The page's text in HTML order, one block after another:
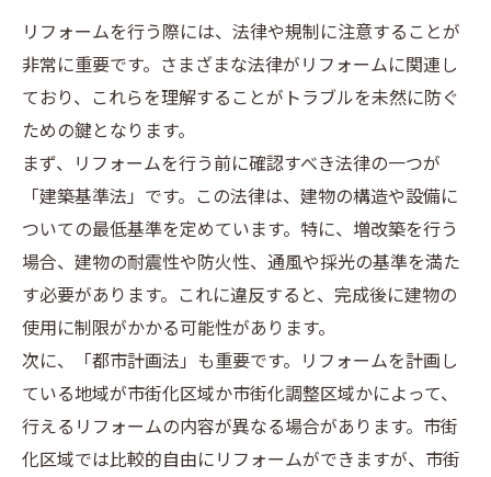
リフォームを行う際には、法律や規制に注意することが
非常に重要です。さまざまな法律がリフォームに関連し
ており、これらを理解することがトラブルを未然に防ぐ
ための鍵となります。
まず、リフォームを行う前に確認すべき法律の一つが
「建築基準法」です。この法律は、建物の構造や設備に
ついての最低基準を定めています。特に、増改築を行う
場合、建物の耐震性や防火性、通風や採光の基準を満た
す必要があります。これに違反すると、完成後に建物の
使用に制限がかかる可能性があります。
次に、「都市計画法」も重要です。リフォームを計画し
ている地域が市街化区域か市街化調整区域かによって、
行えるリフォームの内容が異なる場合があります。市街
化区域では比較的自由にリフォームができますが、市街